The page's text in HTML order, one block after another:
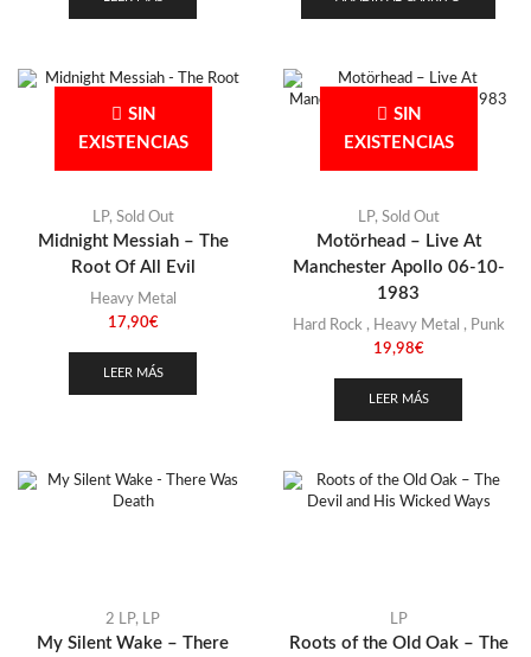
SIN
EXISTENCIAS
LP, Sold Out
Midnight Messiah – The
Root Of All Evil
Heavy Metal
17,90€
LEER MÁS
SIN
EXISTENCIAS
LP, Sold Out
Motörhead – Live At
Manchester Apollo 06-10-
1983
Hard Rock , Heavy Metal , Punk
19,98€
LEER MÁS
2 LP, LP
My Silent Wake – There
LP
Roots of the Old Oak – The